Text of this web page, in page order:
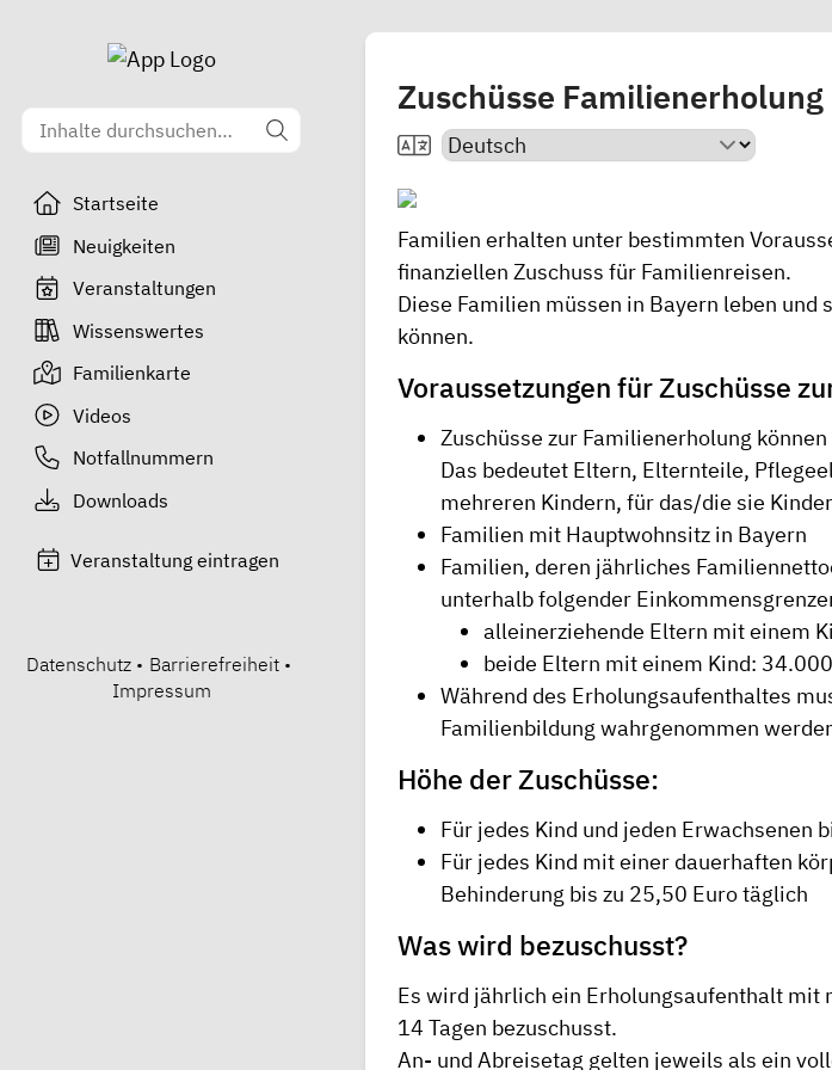
Startseite
Neuigkeiten
Veranstaltungen
Wissenswertes
Familienkarte
Videos
Notfallnummern
Downloads
Veranstaltung eintragen
Datenschutz • Barrierefreiheit •
Impressum
Zuschüsse Familienerholung
Familien erhalten unter bestimmten
finanziellen Zuschuss für Familienreisen.
Diese Familien müssen in Bayern leben
können.
Voraussetzungen für Zuschüsse
Zuschüsse zur Familienerholung
Das bedeutet Eltern, Elternteile,
mehreren Kindern, für das/die sie
Familien mit Hauptwohnsitz in Bayern
Familien, deren jährliches
unterhalb folgender
alleinerziehende Eltern mit einem
beide Eltern mit einem Kind:
Während des Erholungsaufenthaltes
Familienbildung wahrgenommen
Höhe der Zuschüsse:
Für jedes Kind und jeden Erwachsenen
Für jedes Kind mit einer dauerhaften
Behinderung bis zu 25,50 Euro täglich
Was wird bezuschusst?
Es wird jährlich ein Erholungsaufenthalt mit
14 Tagen bezuschusst.
An- und Abreisetag gelten jeweils als ein